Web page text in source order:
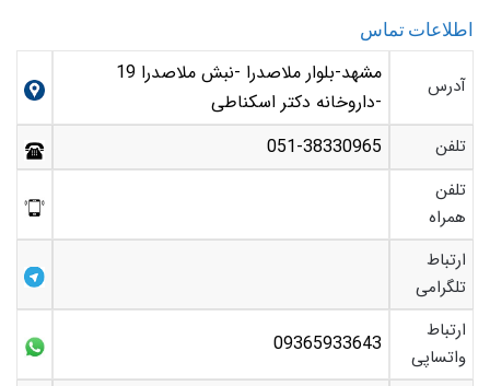
اطلاعات تماس
آدرس
مشهد-بلوار ملاصدرا -نبش ملاصدرا 19
-داروخانه دکتر اسکناطی
تلفن 051-38330965
تلفن
همراه
ارتباط
تلگرامی
ارتباط
واتساپی
09365933643